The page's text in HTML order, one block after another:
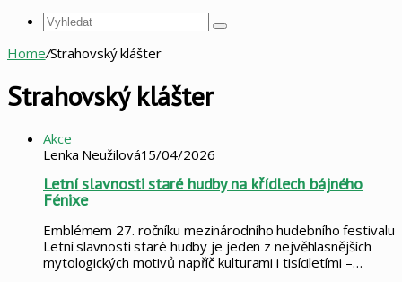
Vyhledat
Home/Strahovský klášter
Strahovský klášter
Akce
Lenka Neužilová15/04/2026
Letní slavnosti staré hudby na křídlech bájného
Fénixe
Emblémem 27. ročníku mezinárodního hudebního festivalu
Letní slavnosti staré hudby je jeden z nejvěhlasnějších
mytologických motivů napříč kulturami i tisíciletími –…